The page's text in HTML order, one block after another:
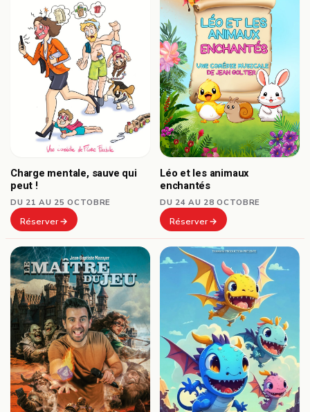
Charge mentale, sauve qui
peut !
DU 21 AU 25 OCTOBRE
Réserver
Léo et les animaux
enchantés
DU 24 AU 28 OCTOBRE
Réserver